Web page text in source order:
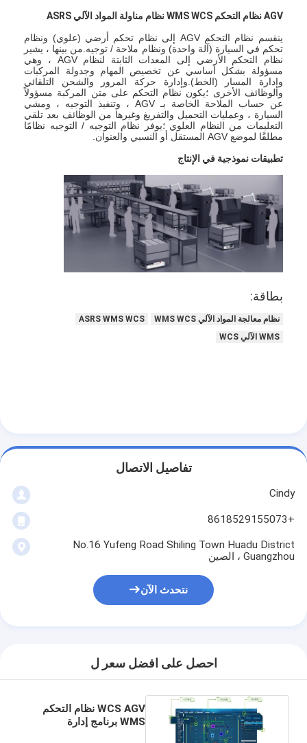
المنتجات
حولنا
AGV نظام التحكم WMS WCS نظام مناولة المواد الآلي ASRS
ينقسم نظام التحكم AGV إلى نظام تحكم أرضي (علوي) ونظام
تحكم في السيارة (آلة واحدة) ونظام ملاحة / توجيه.من بينها ، يشير
نظام التحكم الأرضي إلى المعدات الثابتة لنظام AGV ، وهي
مسؤولة بشكل أساسي عن تخصيص المهام وجدولة المركبات
وإدارة المسار (الخط).وإدارة حركة المرور والشحن التلقائي
والوظائف الأخرى ؛يكون نظام التحكم على متن المركبة مسؤولاً
عن حساب الملاحة الخاصة بـ AGV ، وتنفيذ التوجيه ، ومشي
السيارة ، وعمليات التحميل والتفريغ وغيرها من الوظائف بعد تلقي
التعليمات من النظام العلوي ؛يوفر نظام التوجيه / التوجيه نظامًا
مطلقًا لموضع AGV المستقل أو النسبي والعنوان.
تطبيقات نموذجية في الإنتاج
بطاقة:
نظام معالجة المواد الآلي WMS WCS
ASRS WMS WCS
WMS الآلي WCS
تفاصيل الاتصال
Cindy
+8618529155073
No.16 Yufeng Road Shiling Town Huadu District
Guangzhou ، الصين
نتحدث الآن
احصل على افضل سعر ل
WCS AGV نظام التحكم
WMS برنامج إدارة